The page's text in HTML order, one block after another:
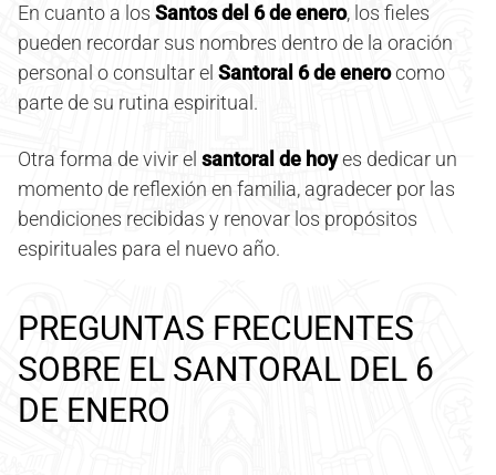
En cuanto a los Santos del 6 de enero, los fieles
pueden recordar sus nombres dentro de la oración
personal o consultar el Santoral 6 de enerocomo
parte de su rutina espiritual.
Otra forma de vivir el santoral de hoyes dedicar un
momento de reflexión en familia, agradecer por las
bendiciones recibidas y renovar los propósitos
espirituales para el nuevo año.
PREGUNTAS FRECUENTES
SOBRE EL SANTORAL DEL 6
DE ENERO